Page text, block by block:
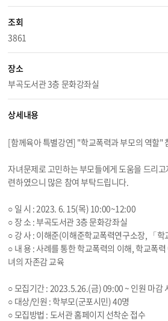
조회
3861
장소
부곡도서관 3층 문화강좌실
상세내용
[함께육아 특별강연] "학교폭력과 부모의 역할"
자녀문제로 고민하는 부모들에게 도움을 드리
련하였으니 많은 참여 부탁드립니다.
○ 일 시 : 2023. 6. 15(목) 10:00~12:00
○ 장 소 : 부곡도서관 3층 문화강좌실
○ 강 사 : 이해준(이해준학교폭력연구소장, 「
○ 내 용 : 사례를 통한 학교폭력의 이해, 학교폭
녀의 자존감 교육
○ 모집기간 : 2023.5.26.(금) 09:00 ~ 인원 마감
○ 대상/인원 : 학부모(군포시민) 40명
○ 모집방법 : 도서관 홈페이지 선착순 접수